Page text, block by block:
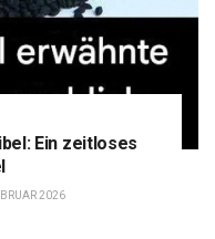
Ein zeitloses
2026